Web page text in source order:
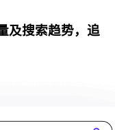
及搜索趋势，追